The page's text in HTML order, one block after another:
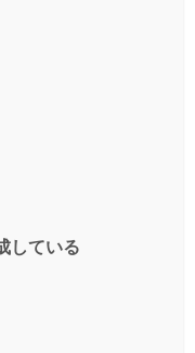
している